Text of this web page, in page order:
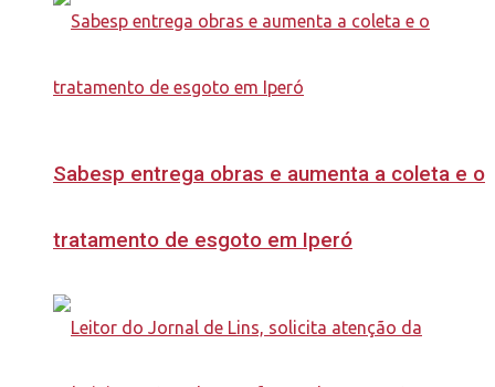
Sabesp entrega obras e aumenta a coleta e o
tratamento de esgoto em Iperó